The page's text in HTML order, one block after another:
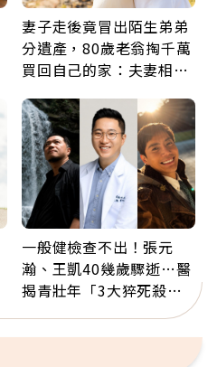
妻子走後竟冒出陌生弟弟
分遺產，80歲老翁掏千萬
買回自己的家：夫妻相守
一般健檢查不出！張元
瀚、王凱40幾歲驟逝…醫
揭青壯年「3大猝死殺
手」：靠2檢查揪出9成地
雷